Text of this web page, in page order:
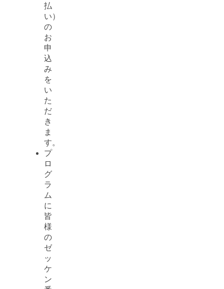
払
い）
の
お
申
込
み
を
い
た
だ
き
ま
す。
プ
ロ
グ
ラ
ム
に
皆
様
の
ゼ
ッ
ケ
ン